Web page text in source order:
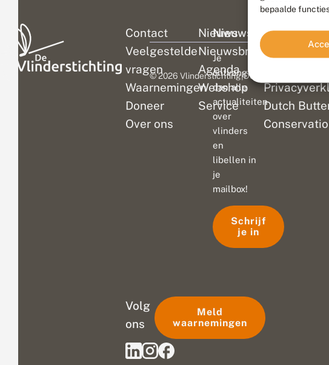
bepaalde
Contact
Veelgestelde
vragen
Waarnemingen
Doneer
Over ons
Nieuws
Nieuwsbrief
Agenda
Webshop
Service
Colofon
Disclaimer
Dutch
Nieuwsbrief
Je
ontvangt
dan alle
actualiteiten
over
vlinders
en
libellen in
je
mailbox!
Schrijf
je in
Volg
ons
Meld
waarnemingen
© 2026 Vlinderstichting|Duurzaam ontwikkeld